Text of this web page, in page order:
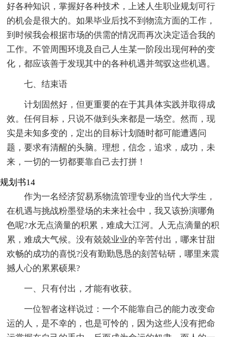
好各种知识，掌握好各种技术，上述人生职业规划可行
的机会是很大的。如果毕业后找不到物流方面的工作，
到时候我会根据市场的供需的情况而再次决定适合我的
工作。不管周围环境及自己人生某一阶段出现何种的变
化，都应该善于发现其中的各种机遇并驾驭这些机遇。
七、结束语
计划固然好，但更重要的在于其具体实践并取得成
效。任何目标，只说不做到头来都是一场空。然而，现
实是未知多变的，定出的目标计划随时都可能遭遇问
题，要求有清醒的头脑。理想，信念，追求，成功，未
来，一切的一切都要靠自己去打拼！
规划书14
作为一名经济贸易系物流管理专业的当代大学生，
在机遇与挑战粉墨登场的未来社会中，我又该扮演哪角
色呢?水无点滴量的积累，难成大江河。人无点滴量的积
累，难成大气候。没有兢兢业业的辛苦付出，哪来甘甜
欢畅的成功的喜悦?没有勤勤恳恳的刻苦钻研，哪里来震
撼人心的累累硕果?
一、只有付出，才能有收获。
一位智者这样说过：一个不能靠自己的能力改变命
运的人，是不幸的，也是可怜的，因为这些人没有把命